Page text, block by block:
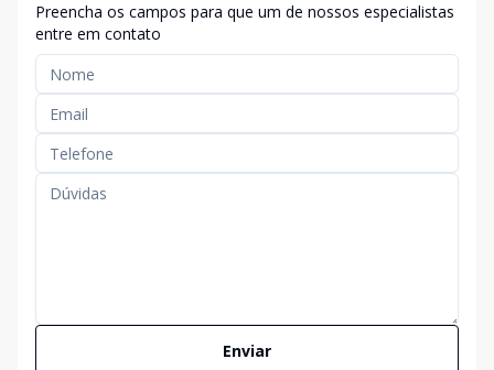
Preencha os campos para que um de nossos especialistas
entre em contato
Enviar